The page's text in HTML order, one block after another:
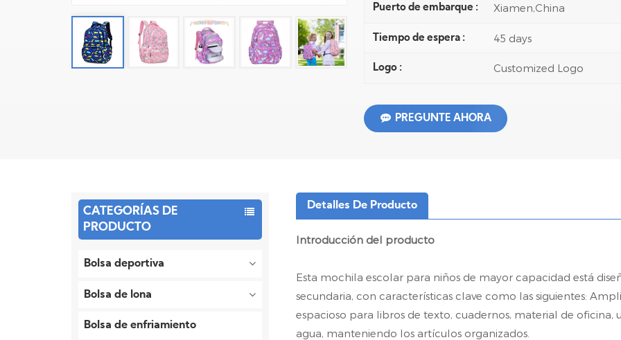
Puerto de embarque : Xiamen,China
Tiempo de espera : 45 days
Logo : Customized Logo
PREGUNTE AHORA
CATEGORÍAS DE
PRODUCTO
Bolsa deportiva
Bolsa de lona
Bolsa de enfriamiento
Detalles De Producto
Introducción del producto
Esta mochila escolar para niños de mayor capacidad está
secundaria, con características clave como las siguientes:
espacioso para libros de texto, cuadernos, material de
agua, manteniendo los artículos organizados.